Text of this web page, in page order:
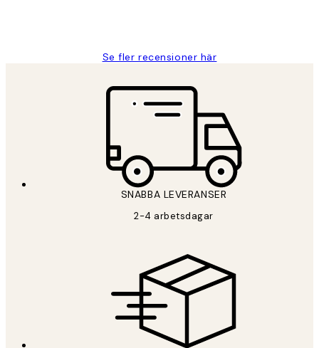
Se fler recensioner här
SNABBA LEVERANSER
2-4 arbetsdagar